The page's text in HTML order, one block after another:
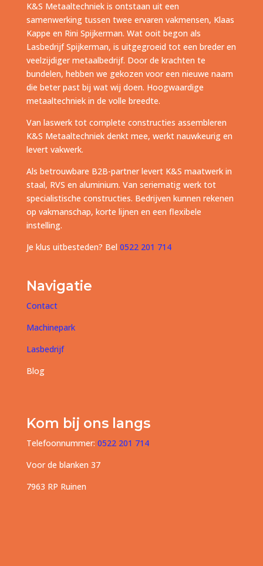
K&S Metaaltechniek is ontstaan uit een
samenwerking tussen twee ervaren vakmensen, Klaas
Kappe en Rini Spijkerman. Wat ooit begon als
Lasbedrijf Spijkerman, is uitgegroeid tot een breder en
veelzijdiger metaalbedrijf. Door de krachten te
bundelen, hebben we gekozen voor een nieuwe naam
die beter past bij wat wij doen. Hoogwaardige
metaaltechniek in de volle breedte.
Van laswerk tot complete constructies assembleren
K&S Metaaltechniek denkt mee, werkt nauwkeurig en
levert vakwerk.
Als betrouwbare B2B-partner levert K&S maatwerk in
staal, RVS en aluminium. Van seriematig werk tot
specialistische constructies. Bedrijven kunnen rekenen
op vakmanschap, korte lijnen en een flexibele
instelling.
Je klus uitbesteden? Bel 0522 201 714
Navigatie
Contact
Machinepark
Lasbedrijf
Blog
Kom bij ons langs
Telefoonnummer: 0522 201 714
Voor de blanken 37
7963 RP Ruinen